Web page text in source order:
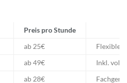
Preis pro Stunde
ab 25€ Flexible
ab 49€ Inkl.
ab 28€